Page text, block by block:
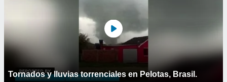
Tornados y lluvias torrenciales en Pelotas, Brasil.